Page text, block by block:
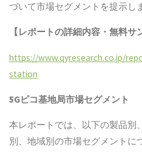
づいて市場セグメントを提示し
【レポートの詳細内容・無料サ
https://www.qyresearch.co.jp/
station
5Gピコ基地局市場セグメント
本レポートでは、以下の製品別
別、地域別の市場セグメントに